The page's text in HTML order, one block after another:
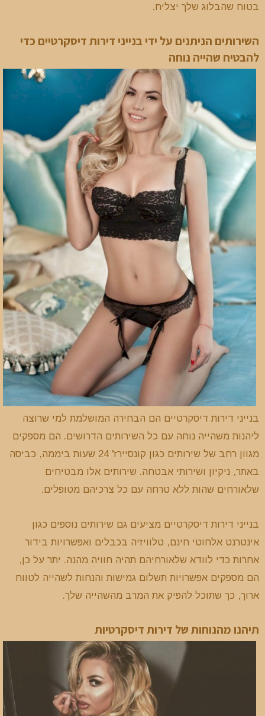
בטוח שהבלוג שלך יצליח.
השירותים הניתנים על ידי בנייני דירות דיסקרטיים כדי
להבטיח שהייה נוחה
בנייני דירות דיסקרטיים הם הבחירה המושלמת למי שרוצה
ליהנות משהייה נוחה עם כל השירותים הדרושים. הם מספקים
מגוון רחב של שירותים כגון קונסיירז' 24 שעות ביממה, כביסה
באתר, ניקיון ושירותי אבטחה. שירותים אלו מבטיחים
שלאורחים שהות ללא טרחה עם כל צרכיהם מטופלים.
בנייני דירות דיסקרטיים מציעים גם שירותים נוספים כגון
אינטרנט אלחוטי חינם, טלוויזיה בכבלים ואפשרויות בידור
אחרות כדי לוודא שלאורחיהם תהיה חוויה מהנה. יתר על כן,
הם מספקים אפשרויות תשלום גמישות והנחות לשהייה לטווח
ארוך, כך שתוכל להפיק את המרב מהשהייה שלך.
תיהנו מהנוחות של דירות דיסקרטיות